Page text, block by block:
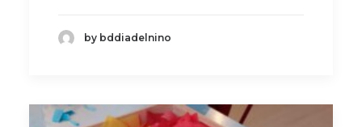
by bddiadelnino